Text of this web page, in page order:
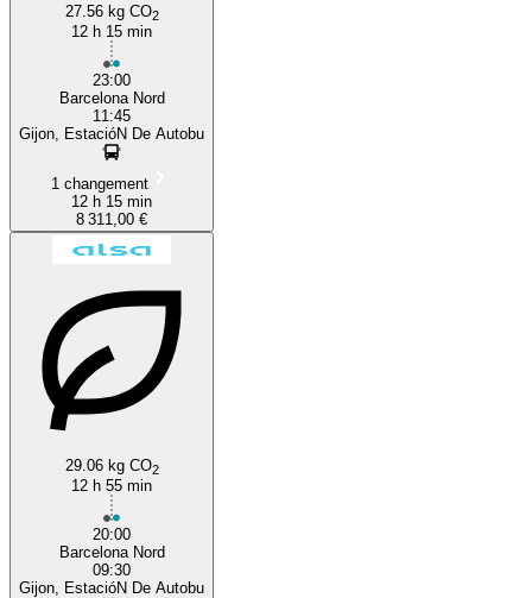
27.56 kg CO2
12 h 15 min
23:00
Barcelona Nord
11:45
Gijon, EstacióN De Autobu
1 changement
12 h 15 min
8 311,00 €
29.06 kg CO2
12 h 55 min
20:00
Barcelona Nord
09:30
Gijon, EstacióN De Autobu